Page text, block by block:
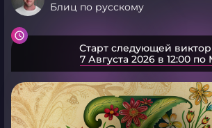
Блиц по русскому
Старт следующей
7 Августа 2026 в 12:00